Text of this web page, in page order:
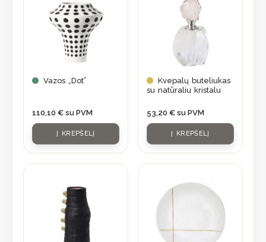
Vazos „Dot”
110,10 € su PVM
Į KREPŠELĮ
Kvepalų buteliukas
su natūraliu kristalu
53,20 € su PVM
Į KREPŠELĮ